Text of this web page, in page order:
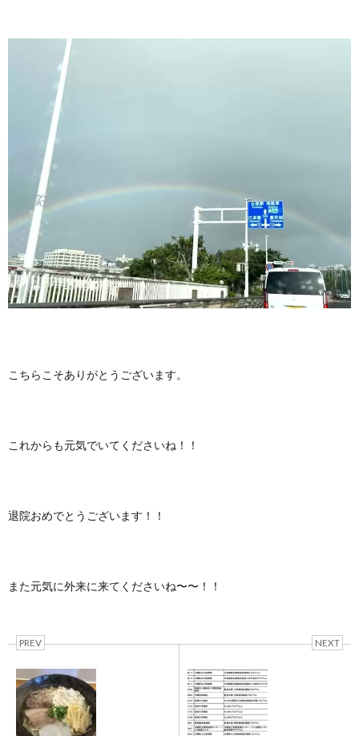
こちらこそありがとうございます。
これからも元気でいてくださいね！！
退院おめでとうございます！！
また元気に外来に来てくださいね〜〜！！
PREV NEXT